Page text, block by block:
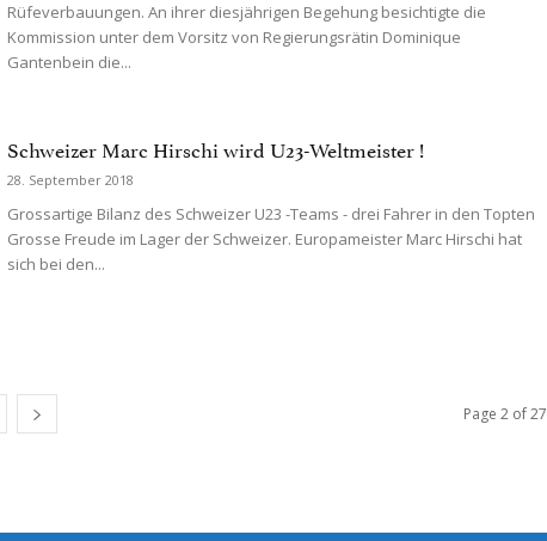
Rüfeverbauungen. An ihrer diesjährigen Begehung besichtigte die
Kommission unter dem Vorsitz von Regierungsrätin Dominique
Gantenbein die...
Schweizer Marc Hirschi wird U23-Weltmeister !
28. September 2018
Grossartige Bilanz des Schweizer U23 -Teams - drei Fahrer in den Topten
Grosse Freude im Lager der Schweizer. Europameister Marc Hirschi hat
sich bei den...
Page 2 of 27